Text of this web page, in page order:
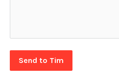
Send to Tim